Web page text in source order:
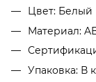
Цвет: Белый
Материал:
Упаковка: В